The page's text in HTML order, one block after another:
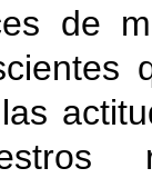
de